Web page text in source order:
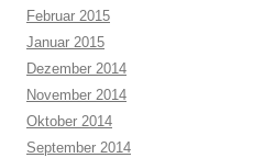
Februar 2015
Januar 2015
Dezember 2014
November 2014
Oktober 2014
September 2014